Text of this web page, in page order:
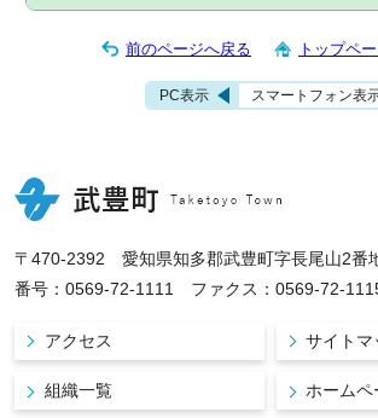
前のページへ戻る トップペ
PC表示 スマートフォン表
〒470-2392 愛知県知多郡武豊町字長尾山2番
番号：0569-72-1111 ファクス：0569-72-
アクセス サイトマ
組織一覧 ホームペ